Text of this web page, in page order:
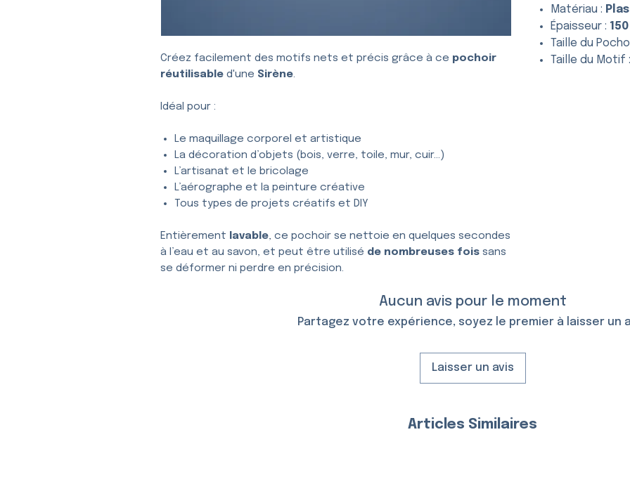
Créez facilement des motifs nets et précis grâce à ce pochoir
réutilisable d'une Sirène.
Idéal pour :
Le maquillage corporel et artistique
La décoration d’objets (bois, verre, toile, mur, cuir…)
L’artisanat et le bricolage
L’aérographe et la peinture créative
Tous types de projets créatifs et DIY
Entièrement lavable, ce pochoir se nettoie en quelques secondes
à l’eau et au savon, et peut être utilisé de nombreuses foissans
se déformer ni perdre en précision.
Matériau :
Épaisseur :
Taille du
Taille du Motif
Aucun avis pour le moment
Partagez votre expérience, soyez le premier à laisser un
Laisser un avis
Articles Similaires